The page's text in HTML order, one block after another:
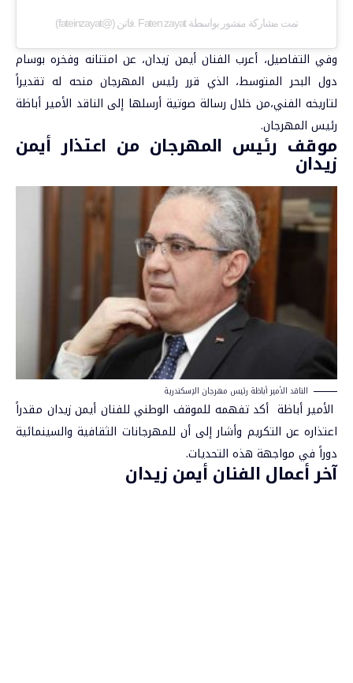
تمت مشاركة منشور بواسطة ‏‎Faten zayat .فاتن‎‏ (@‏‎fateinzayat‎‏)
وفي التفاصيل، أعرب الفنان أيمن زيدان، عن امتنانه وفخره بوسام
دول البحر المتوسط، الذي قرر رئيس المهرجان منحه له تقديراً
لتاريخه الفني،من خلال رسالة صوتية أرسلها إلى الناقد الأمير أباظة
رئيس المهرجان.
موقف رئيس المهرجان من اعتذار أيمن
زيدان
الناقد الأمير أباظة رئيس مهرجان الإسكندرية
الأمير أباظة أكد تفهمه للموقف الوطني للفنان أيمن زيدان مقدراً
اعتذاره عن التكريم وأشار إلى أن للمهرجانات الثقافية والسينمائية
دوراً في مواجهة هذه التحديات.
آخر أعمال الفنان أيمن زيدان